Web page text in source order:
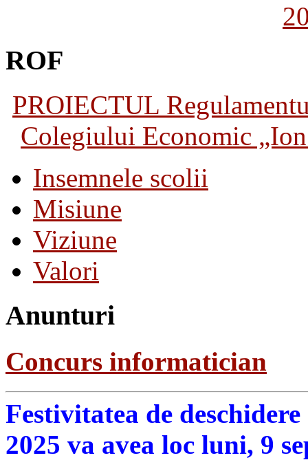
ROF
PROIECTUL
Colegiului Economic
Insemnele scolii
Misiune
Viziune
Valori
Anunturi
Concurs informatician
Festivitatea de
2025 va avea loc luni, 9